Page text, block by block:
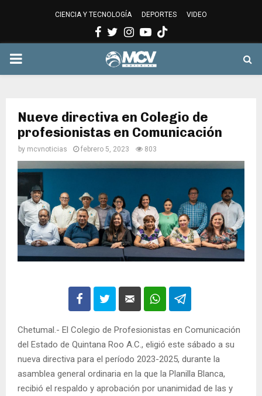
CIENCIA Y TECNOLOGÍA DEPORTES VIDEO
Facebook
Twitter
Instagram
Youtube
PRIMARY
Nueve directiva en Colegio de
profesionistas en Comunicación
by mcvnoticias febrero 5, 2023 803
Chetumal.- El Colegio de Profesionistas en Comunicación
del Estado de Quintana Roo A.C., eligió este sábado a su
nueva directiva para el período 2023-2025, durante la
asamblea general ordinaria en la que la Planilla Blanca,
recibió el respaldo y aprobación por unanimidad de las y